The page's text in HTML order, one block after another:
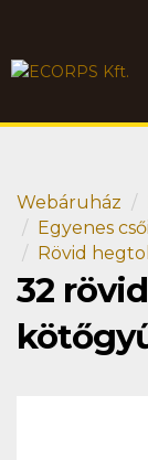
Webáruház
Egyenes
Rövid
32